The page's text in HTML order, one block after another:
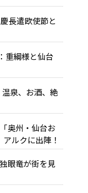
長遣欧使節と
重綱様と仙台
温泉、お酒、絶
奥州・仙台お
ルクに出陣！
眼竜が街を見